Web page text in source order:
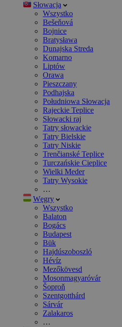
Słowacja
Wszystko
Bešeňová
Bojnice
Bratysława
Dunajska Streda
Komarno
Liptów
Orawa
Pieszczany
Podhajska
Południowa Słowacja
Rajeckie Teplice
Słowacki raj
Tatry słowackie
Tatry Bielskie
Tatry Niskie
Trenčianské Teplice
Turczańskie Cieplice
Wielki Meder
Tatry Wysokie
…
Węgry
Wszystko
Balaton
Bogács
Budapest
Bük
Hajdúszoboszló
Hévíz
Mezőkövesd
Mosonmagyaróvár
Šoproň
Szentgotthárd
Sárvár
Zalakaros
…